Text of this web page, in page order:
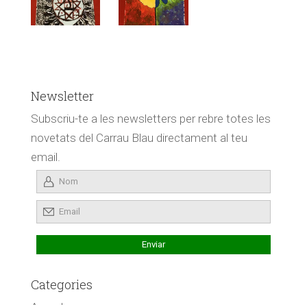
Newsletter
Subscriu-te a les newsletters per rebre totes les
novetats del Carrau Blau directament al teu
email.
Categories